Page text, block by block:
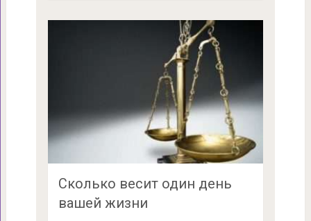
Сколько весит один день
вашей жизни